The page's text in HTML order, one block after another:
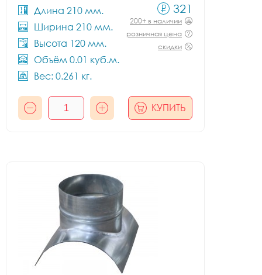
Длина 210 мм.
Ширина 210 мм.
Высота 120 мм.
Объём 0.01 куб.м.
Вес: 0.261 кг.
321
200+ в наличии
розничная цена
скидки
КУПИТЬ